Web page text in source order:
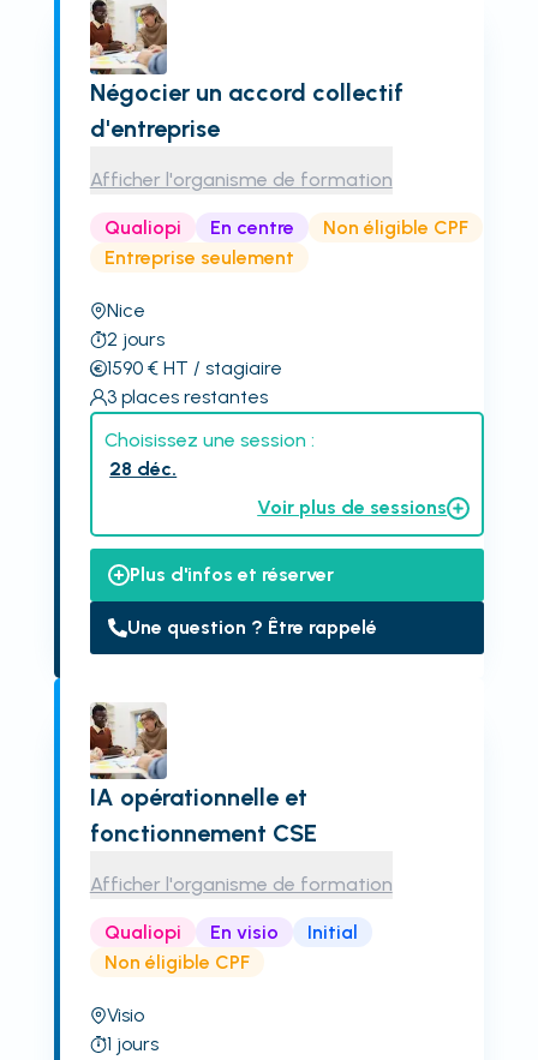
Négocier un accord collectif
d'entreprise
Afficher l'organisme de formation
Qualiopi En centre
Non éligible CPF
Entreprise seulement
Nice
2 jours
1590€ HT / stagiaire
3 places restantes
Choisissez une session :
28 déc.
Voir plus de sessions
Plus d'infos et réserver
Une question ? Être rappelé
IA opérationnelle et
fonctionnement CSE
Afficher l'organisme de formation
Qualiopi En visio
Initial
Non éligible CPF
Visio
1 jours